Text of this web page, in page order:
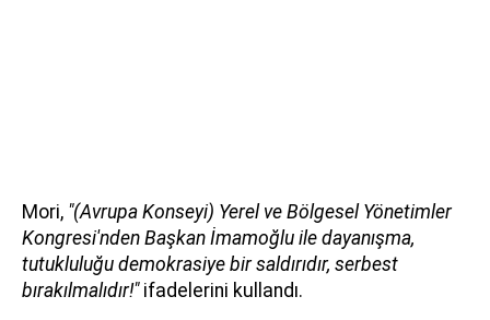
Mori, "(Avrupa Konseyi) Yerel ve Bölgesel Yönetimler
Kongresi'nden Başkan İmamoğlu ile dayanışma,
tutukluluğu demokrasiye bir saldırıdır, serbest
bırakılmalıdır!"ifadelerini kullandı.